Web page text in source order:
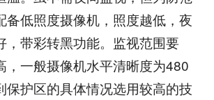
备低照度摄像机，照度越低，夜
，带彩转黑功能。监视范围要
，一般摄像机水平清晰度为480
保护区的具体情况选用较高的技